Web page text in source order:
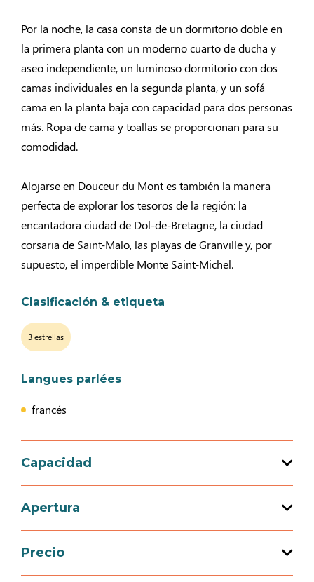
Por la noche, la casa consta de un dormitorio doble en
la primera planta con un moderno cuarto de ducha y
aseo independiente, un luminoso dormitorio con dos
camas individuales en la segunda planta, y un sofá
cama en la planta baja con capacidad para dos personas
más. Ropa de cama y toallas se proporcionan para su
comodidad.
Alojarse en Douceur du Mont es también la manera
perfecta de explorar los tesoros de la región: la
encantadora ciudad de Dol-de-Bretagne, la ciudad
corsaria de Saint-Malo, las playas de Granville y, por
supuesto, el imperdible Monte Saint-Michel.
Clasificación & etiqueta
3 estrellas
Langues parlées
francés
Capacidad
Capacidad de acogida total : 4 persona(s)
Apertura
Apertura del 05 enero 2026 al 27 diciembre
2026
Precio